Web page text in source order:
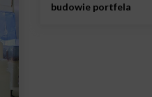
budowie portfela